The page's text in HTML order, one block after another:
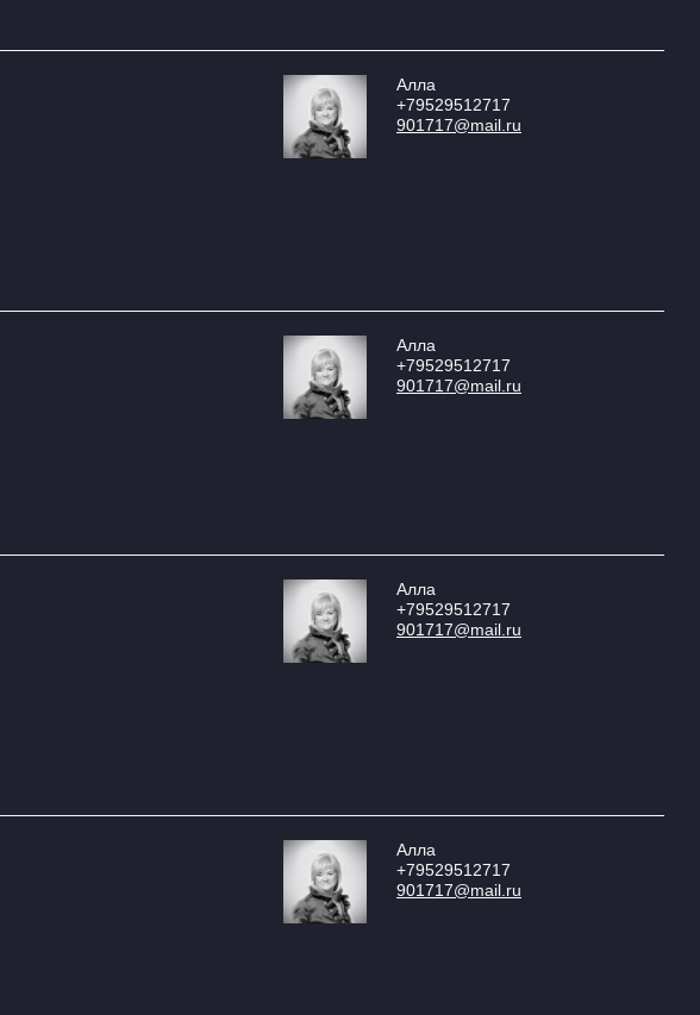
Алла
+79529512717
901717@mail.ru
Алла
+79529512717
901717@mail.ru
Алла
+79529512717
901717@mail.ru
Алла
+79529512717
901717@mail.ru